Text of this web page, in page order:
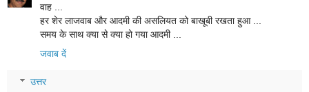
वाह ...
हर शेर लाजवाब और आदमी की असलियत को बाखूबी रखता हुआ ...
समय के साथ क्या से क्या हो गया आदमी ...
जवाब दें
उत्तर